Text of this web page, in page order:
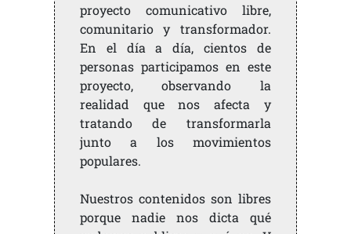
proyecto comunicativo libre,
comunitario y transformador.
En el día a día, cientos de
personas participamos en este
proyecto, observando la
realidad que nos afecta y
tratando de transformarla
junto a los movimientos
populares.
Nuestros contenidos son libres
porque nadie nos dicta qué